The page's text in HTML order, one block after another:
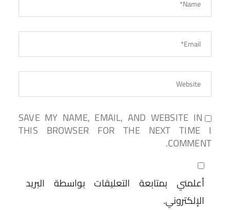
SAVE MY NAME, EMAIL, AND WEBSITE IN
THIS BROWSER FOR THE NEXT TIME I
COMMENT.
أعلمني بمتابعة التعليقات بواسطة البريد
الإلكتروني.